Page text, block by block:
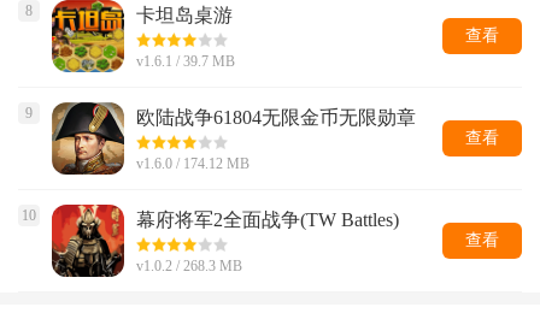
8 卡坦岛桌游
v1.6.1 / 39.7 MB
查看
9 欧陆战争61804无限金币无限勋章
v1.6.0 / 174.12 MB
查看
10 幕府将军2全面战争(TW Battles)
v1.0.2 / 268.3 MB
查看